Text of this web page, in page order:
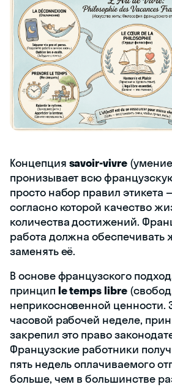
Концепция savoir-vivre
пронизывает всю
просто набор правил
согласно которой качество
количества достижений.
работа должна обеспечивать
заменять её.
В основе французского
принцип le temps libre
неприкосновенной ценности.
часовой рабочей неделе,
закрепил это право
Французские работники
пять недель оплачиваемого
больше, чем в большинстве